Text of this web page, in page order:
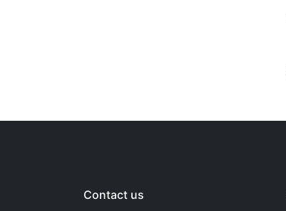
Contact us